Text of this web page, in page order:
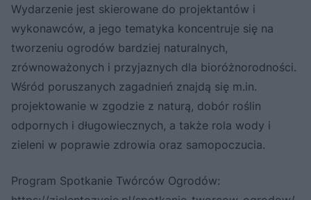
Wydarzenie jest skierowane do projektantów i
wykonawców, a jego tematyka koncentruje się na
tworzeniu ogrodów bardziej naturalnych,
zrównoważonych i przyjaznych dla bioróżnorodności.
Wśród poruszanych zagadnień znajdą się m.in.
projektowanie w zgodzie z naturą, dobór roślin
odpornych i długowiecznych, a także rola wody i
zieleni w poprawie zdrowia oraz samopoczucia.
Program Spotkanie Twórców Ogrodów: